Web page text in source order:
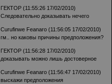
ГЕКТОР (11:55:26 17/02/2010)
Следовательно доказывать нечего
Curufinwe Feanaro (11:56:05 17/02/2010)
гм.. но каковы причины предположения?
ГЕКТОР (11:56:28 17/02/2010)
доказывать можно лишь достоверное
Curufinwe Feanaro (11:56:47 17/02/2010)
выскажи предположения